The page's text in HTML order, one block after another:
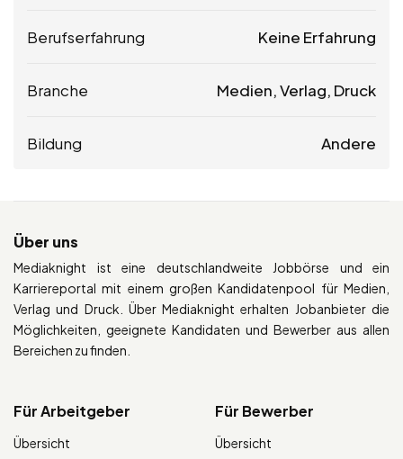
Berufserfahrung Keine Erfahrung
Branche Medien, Verlag, Druck
Bildung Andere
Über uns
Mediaknight ist eine deutschlandweite Jobbörse und ein
Karriereportal mit einem großen Kandidatenpool für Medien,
Verlag und Druck. Über Mediaknight erhalten Jobanbieter die
Möglichkeiten, geeignete Kandidaten und Bewerber aus allen
Bereichen zu finden.
Für Arbeitgeber
Übersicht
Für Bewerber
Übersicht